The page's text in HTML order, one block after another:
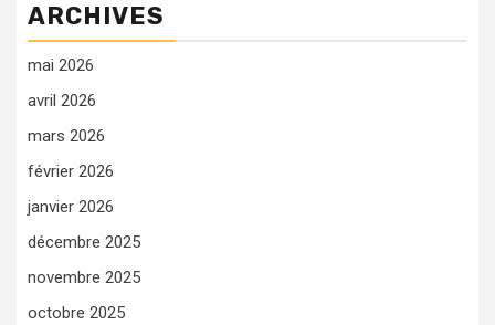
ARCHIVES
mai 2026
avril 2026
mars 2026
février 2026
janvier 2026
décembre 2025
novembre 2025
octobre 2025